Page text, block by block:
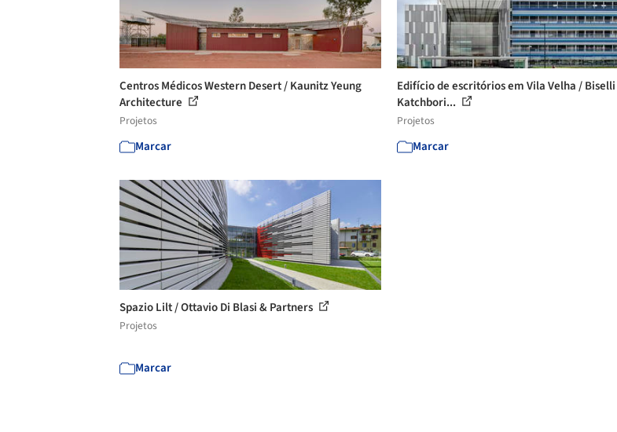
Centros Médicos Western Desert / Kaunitz Yeung
Architecture
Projetos
Marcar
Edifício de escritórios em Vila Velha / Biselli
Katchbori...
Projetos
Marcar
Spazio Lilt / Ottavio Di Blasi & Partners
Projetos
Marcar